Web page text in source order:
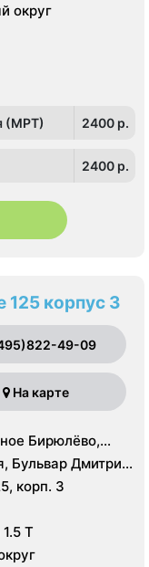
округ
(МРТ) 2400 p.
2400 p.
корпус 3
49-09
На карте
Бирюлёво,
, Южное
Южное Бутово
Бульвар Дмитрия
Аннино ,
Улица
корп. 3
Т